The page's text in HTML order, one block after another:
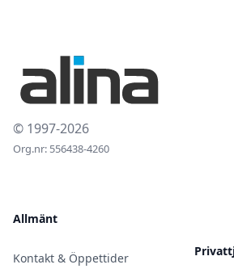
© 1997-2026
Org.nr: 556438-4260
Allmänt
Kontakt & Öppettider